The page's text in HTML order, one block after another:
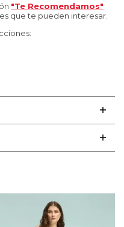
"Te Recomendamos"
que te pueden interesar.